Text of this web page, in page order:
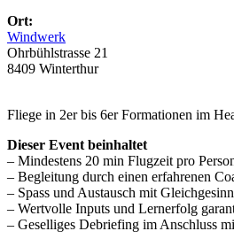
Ort:
Windwerk
Ohrbühlstrasse 21
8409 Winterthur
Fliege in 2er bis 6er Formationen im
Dieser Event beinhaltet
– Mindestens 20 min Flugzeit pro
– Begleitung durch einen erfahrenen
– Spass und Austausch mit
– Wertvolle Inputs und Lernerfolg
– Geselliges Debriefing im Anschluss